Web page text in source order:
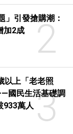
2
」引發搶購潮：
加2成
3
以上「老老照
國民生活基礎調
933萬人